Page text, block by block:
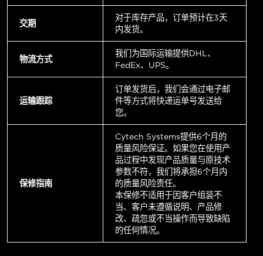
交期
对于库存产品，订单预计在3天
内发货。
物流方式
我们为国际运输提供DHL、
FedEx、UPS。
运输跟踪
订单发货后，我们会通过电子邮
件等方式将快递运单号发送给
您。
保修指南
Cytech Systems提供6个月的
质量风险保证。如果您在使用产
品过程中发现产品质量与原技术
参数不符，我们将承担6个月内
的质量风险责任。
本保修不适用于因客户组装不
当、客户未遵循说明、产品修
改、疏忽或不当操作而导致缺陷
的任何情况。